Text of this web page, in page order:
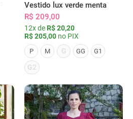
Vestido lux verde menta
R$ 209,00
12x de R$ 20,20
R$ 205,00 no PIX
P M G GG G1
G2